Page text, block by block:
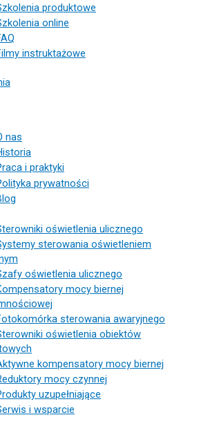
produktowe
online
instruktażowe
nas
i praktyki
prywatności
oświetlenia ulicznego
sterowania oświetleniem
oświetlenia ulicznego
mocy biernej
sterowania awaryjnego
oświetlenia obiektów
kompensatory mocy biernej
mocy czynnej
uzupełniające
i wsparcie